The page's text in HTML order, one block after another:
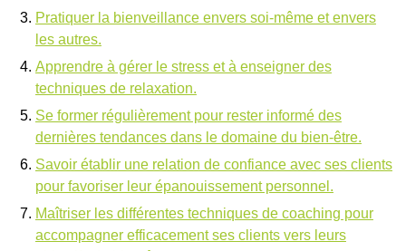
Pratiquer la bienveillance envers soi-même et envers
les autres.
Apprendre à gérer le stress et à enseigner des
techniques de relaxation.
Se former régulièrement pour rester informé des
dernières tendances dans le domaine du bien-être.
Savoir établir une relation de confiance avec ses clients
pour favoriser leur épanouissement personnel.
Maîtriser les différentes techniques de coaching pour
accompagner efficacement ses clients vers leurs